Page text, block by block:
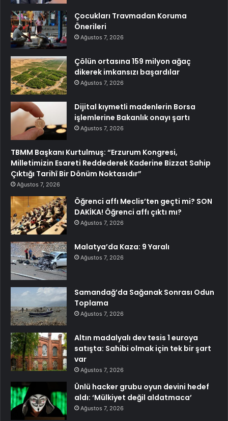
Çocukları Travmadan Koruma
Önerileri
Ağustos 7, 2026
Çölün ortasına 159 milyon ağaç
dikerek imkansızı başardılar
Ağustos 7, 2026
Dijital kıymetli madenlerin Borsa
işlemlerine Bakanlık onayı şartı
Ağustos 7, 2026
TBMM Başkanı Kurtulmuş: “Erzurum Kongresi,
Milletimizin Esareti Reddederek Kaderine Bizzat Sahip
Çıktığı Tarihî Bir Dönüm Noktasıdır”
Ağustos 7, 2026
Öğrenci affı Meclis’ten geçti mi? SON
DAKİKA! Öğrenci affı çıktı mı?
Ağustos 7, 2026
Malatya’da Kaza: 9 Yaralı
Ağustos 7, 2026
Samandağ’da Sağanak Sonrası Odun
Toplama
Ağustos 7, 2026
Altın madalyalı dev tesis 1 euroya
satışta: Sahibi olmak için tek bir şart
var
Ağustos 7, 2026
Ünlü hacker grubu oyun devini hedef
aldı: ‘Mülkiyet değil aldatmaca’
Ağustos 7, 2026